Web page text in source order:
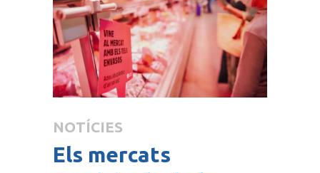
NOTÍCIES
Els mercats